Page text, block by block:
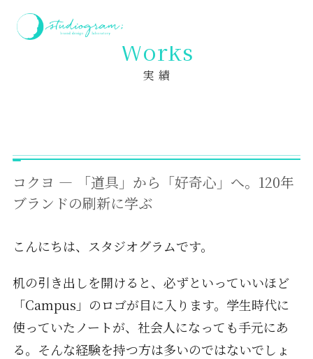
ホーム
コクヨ — 「道具」から「好奇心」へ。120年ブランドの刷新に学ぶ
Works
実 績
コクヨ — 「道具」から「好奇心」へ。120年
ブランドの刷新に学ぶ
こんにちは、スタジオグラムです。
机の引き出しを開けると、必ずといっていいほど
「Campus」のロゴが目に入ります。学生時代に
使っていたノートが、社会人になっても手元にあ
る。そんな経験を持つ方は多いのではないでしょ